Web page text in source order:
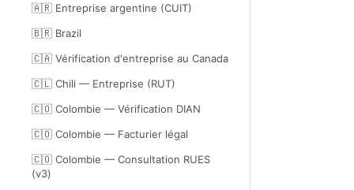
🇦🇷 Entreprise argentine (CUIT)
🇧🇷 Brazil
🇨🇦 Vérification d'entreprise au Canada
🇨🇱 Chili — Entreprise (RUT)
🇨🇴 Colombie — Vérification DIAN
🇨🇴 Colombie — Facturier légal
🇨🇴 Colombie — Consultation RUES
(v3)